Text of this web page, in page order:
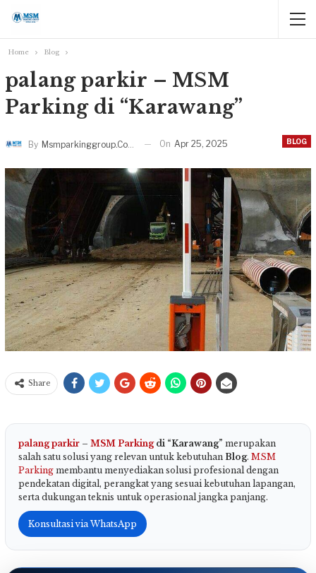
Home Blog
palang parkir – MSM
Parking di “Karawang”
BLOG
By Msmparkinggroup.com On Apr 25, 2025
Share
palang parkir – MSM Parkingdi “Karawang” merupakan
salah satu solusi yang relevan untuk kebutuhan Blog. MSM
Parking membantu menyediakan solusi profesional dengan
pendekatan digital, perangkat yang sesuai kebutuhan lapangan,
serta dukungan teknis untuk operasional jangka panjang.
Konsultasi via WhatsApp